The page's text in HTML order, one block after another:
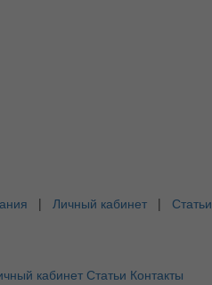
| Личный кабинет | Статьи
кабинет Статьи Контакты